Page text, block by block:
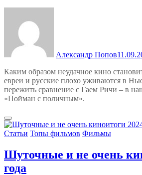
Александр Попов
Каким образом неудачное кино
евреи и русские плохо уживаются в
пережить сравнение с Гаем Ричи – в
«Пойман с поличным».
Статьи Топы фильмов Фильмы
Шуточные и не очень
года